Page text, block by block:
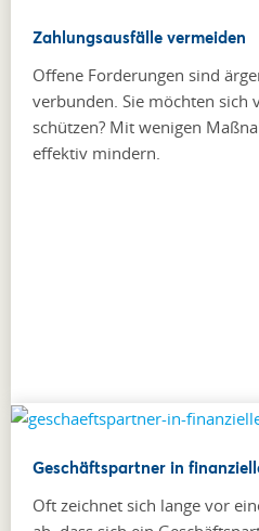
Zahlungsausfälle vermeiden
Offene Forderungen sind
verbunden. Sie möchten sich
schützen? Mit wenigen
effektiv mindern.
Geschäftspartner in
Oft zeichnet sich lange vor